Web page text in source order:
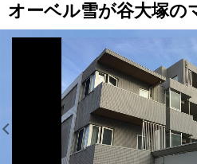
オーベル雪が谷大塚の